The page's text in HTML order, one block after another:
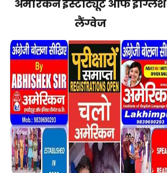
अमेरिकन इंस्टीट्यूट ऑफ इंग्लिश
लैंग्वेज